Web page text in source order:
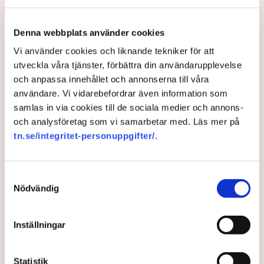
Denna webbplats använder cookies
Vi använder cookies och liknande tekniker för att
utveckla våra tjänster, förbättra din användarupplevelse
och anpassa innehållet och annonserna till våra
användare. Vi vidarebefordrar även information som
samlas in via cookies till de sociala medier och annons-
och analysföretag som vi samarbetar med. Läs mer på
tn.se/integritet-personuppgifter/.
Nödvändig
Inställningar
Statistik
tillståndsansvarig på Neova, till TN. Nu
varnar branschen för skador på
uppemot 100 miljoner kronor.
Brytningen av torvtäkten i Grimsås lamslås av
aktivistgruppen Återställ Våtmarker. Mats Henriksson,
tillståndsansvarig på Neova, som befinner sig på plats,
beskriver hur ett 40-tal personer spred ut sig över den
tillståndsgivna verksamhetsytan förra veckan och
Aktivistgruppen Återställ Våtmarker har stoppat
Mats Henriksson från Neova beskriver omfattande